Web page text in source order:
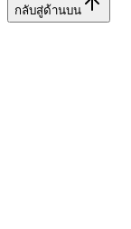
กลับสู่ด้านบน